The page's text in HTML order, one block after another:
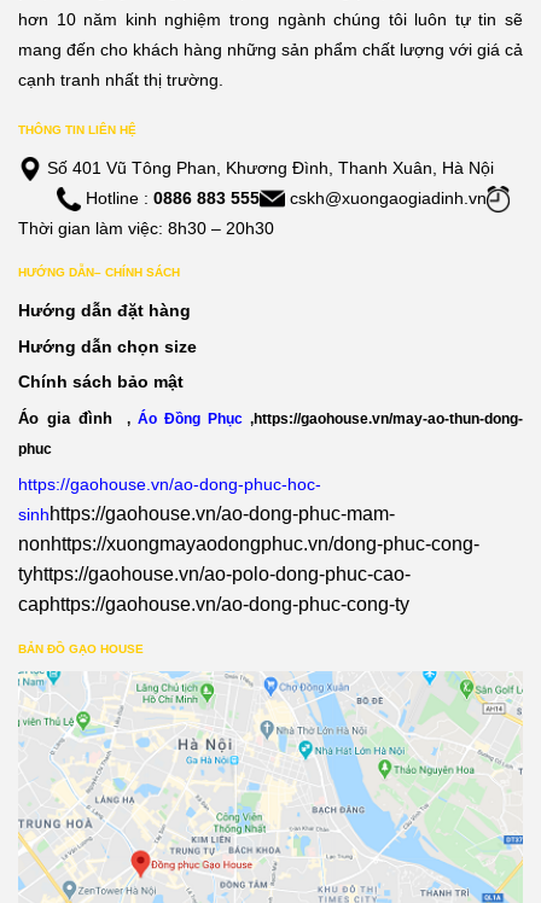
hơn 10 năm kinh nghiệm trong ngành chúng tôi luôn tự tin sẽ
mang đến cho khách hàng những sản phẩm chất lượng với giá cả
cạnh tranh nhất thị trường.
THÔNG TIN LIÊN HỆ
Số 401 Vũ Tông Phan, Khương Đình, Thanh Xuân, Hà Nội
Hotline : 0886 883 555
cskh@xuongaogiadinh.vn
Thời gian làm việc: 8h30 – 20h30
HƯỚNG DẪN– CHÍNH SÁCH
Hướng dẫn đặt hàng
Hướng dẫn chọn size
Chính sách bảo mật
Áo gia đình , Áo Đồng Phục ,https://gaohouse.vn/may-ao-thun-dong-
phuc
https://gaohouse.vn/ao-dong-phuc-hoc-
sinhhttps://gaohouse.vn/ao-dong-phuc-mam-
nonhttps://xuongmayaodongphuc.vn/dong-phuc-cong-
tyhttps://gaohouse.vn/ao-polo-dong-phuc-cao-
caphttps://gaohouse.vn/ao-dong-phuc-cong-ty
BẢN ĐỒ GẠO HOUSE